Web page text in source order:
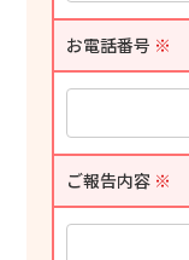
お電話番号 ※
ご報告内容 ※